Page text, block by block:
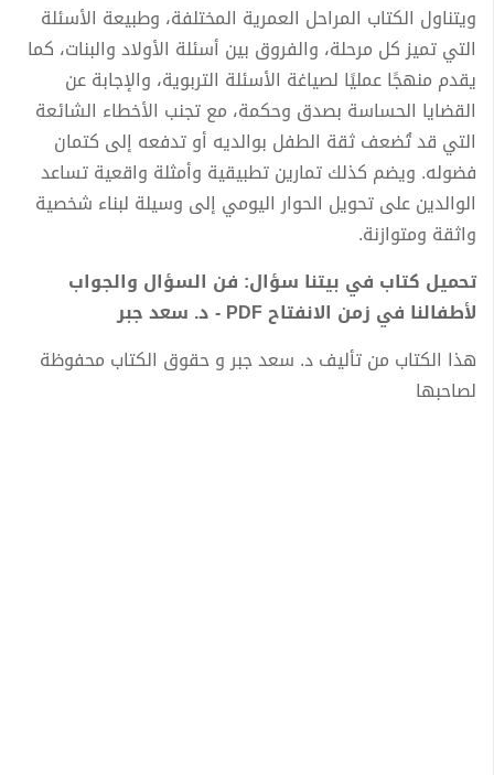
ويتناول الكتاب المراحل العمرية المختلفة، وطبيعة الأسئلة
التي تميز كل مرحلة، والفروق بين أسئلة الأولاد والبنات، كما
يقدم منهجًا عمليًا لصياغة الأسئلة التربوية، والإجابة عن
القضايا الحساسة بصدق وحكمة، مع تجنب الأخطاء الشائعة
التي قد تُضعف ثقة الطفل بوالديه أو تدفعه إلى كتمان
فضوله. ويضم كذلك تمارين تطبيقية وأمثلة واقعية تساعد
الوالدين على تحويل الحوار اليومي إلى وسيلة لبناء شخصية
واثقة ومتوازنة.
تحميل كتاب في بيتنا سؤال: فن السؤال والجواب
لأطفالنا في زمن الانفتاح PDF - د. سعد جبر
هذا الكتاب من تأليف د. سعد جبر و حقوق الكتاب محفوظة
لصاحبها